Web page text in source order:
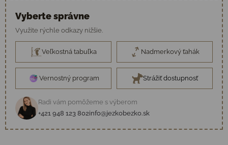
Vyberte správne
Využite rýchle odkazy nižšie.
Veľkostná tabuľka Nadmerkový ťahák
Vernostný program Strážiť dostupnosť
Radi vám pomôžeme s výberom
+421 948 123 802info@jezkobezko.sk